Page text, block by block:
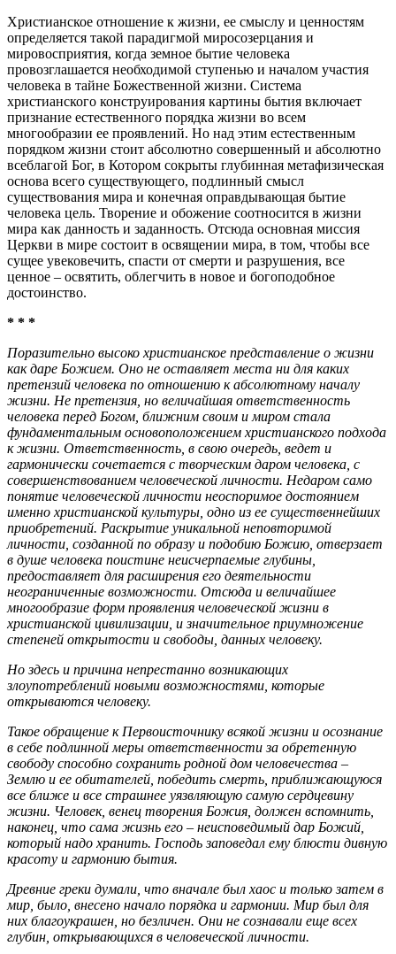
Христианское отношение к жизни, ее смыслу и ценностям
определяется такой парадигмой миросозерцания и
мировосприятия, когда земное бытие человека
провозглашается необходимой ступенью и началом участия
человека в тайне Божественной жизни. Система
христианского конструирования картины бытия включает
признание естественного порядка жизни во всем
многообразии ее проявлений. Но над этим естественным
порядком жизни стоит абсолютно совершенный и абсолютно
всеблагой Бог, в Котором сокрыты глубинная метафизическая
основа всего существующего, подлинный смысл
существования мира и конечная оправдывающая бытие
человека цель. Творение и обожение соотносится в жизни
мира как данность и заданность. Отсюда основная миссия
Церкви в мире состоит в освящении мира, в том, чтобы все
сущее увековечить, спасти от смерти и разрушения, все
ценное – освятить, облегчить в новое и богоподобное
достоинство.
* * *
Поразительно высоко христианское представление о жизни
как даре Божием. Оно не оставляет места ни для каких
претензий человека по отношению к абсолютному началу
жизни. Не претензия, но величайшая ответственность
человека перед Богом, ближним своим и миром стала
фундаментальным основоположением христианского подхода
к жизни. Ответственность, в свою очередь, ведет и
гармонически сочетается с творческим даром человека, с
совершенствованием человеческой личности. Недаром само
понятие человеческой личности неоспоримое достоянием
именно христианской культуры, одно из ее существеннейших
приобретений. Раскрытие уникальной неповторимой
личности, созданной по образу и подобию Божию, отверзает
в душе человека поистине неисчерпаемые глубины,
предоставляет для расширения его деятельности
неограниченные возможности. Отсюда и величайшее
многообразие форм проявления человеческой жизни в
христианской цивилизации, и значительное приумножение
степеней открытости и свободы, данных человеку.
Но здесь и причина непрестанно возникающих
злоупотреблений новыми возможностями, которые
открываются человеку.
Такое обращение к Первоисточнику всякой жизни и осознание
в себе подлинной меры ответственности за обретенную
свободу способно сохранить родной дом человечества –
Землю и ее обитателей, победить смерть, приближающуюся
все ближе и все страшнее уязвляющую самую сердцевину
жизни. Человек, венец творения Божия, должен вспомнить,
наконец, что сама жизнь его – неисповедимый дар Божий,
который надо хранить. Господь заповедал ему блюсти дивную
красоту и гармонию бытия.
Древние греки думали, что вначале был хаос и только затем в
мир, было, внесено начало порядка и гармонии. Мир был для
них благоукрашен, но безличен. Они не сознавали еще всех
глубин, открывающихся в человеческой личности.